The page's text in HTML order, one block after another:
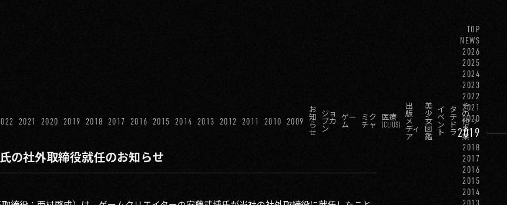
TOP
NEWS
2026
2025
2024
2023
2022
2021
2020
2019
2018
2017
2016
2015
2014
2021 2020 2019 2018 2017 2016 2015 2014 2013 2012 2011 2010 2009
お
知
ら
せ
ジョ
ブカ
ン
ゲー
ム
ミク
チャ
医療
(CLIUS)
出
版
メ
ディ
ア
美
少
女
図
鑑
イ
ベ
ン
ト
タ
テ
ド
ラ
そ
の
他
事
業
の社外取締役就任のお知らせ